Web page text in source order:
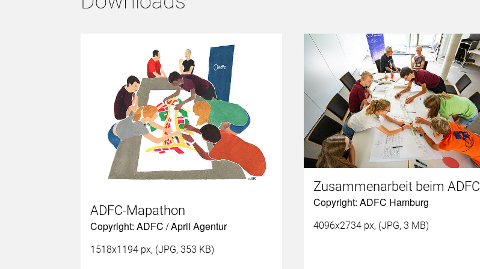
ADFC-Mapathon
Copyright: ADFC / April Agentur
1518x1194 px, (JPG, 353 KB)
Zusammenarbeit beim ADFC
Copyright: ADFC Hamburg
4096x2734 px, (JPG, 3 MB)